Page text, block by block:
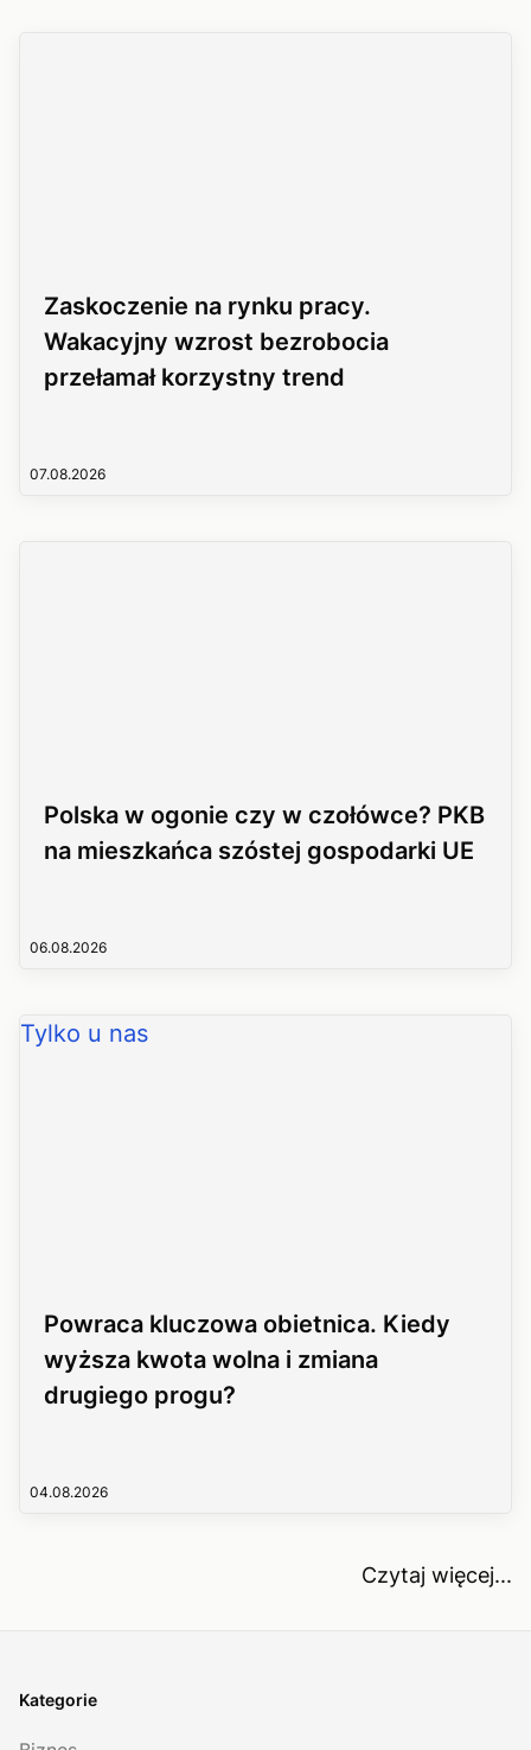
Zaskoczenie na rynku pracy.
Wakacyjny wzrost bezrobocia
przełamał korzystny trend
07.08.2026
Polska w ogonie czy w czołówce? PKB
na mieszkańca szóstej gospodarki UE
06.08.2026
Tylko u nas
Powraca kluczowa obietnica. Kiedy
wyższa kwota wolna i zmiana
drugiego progu?
04.08.2026
Czytaj więcej...
Kategorie